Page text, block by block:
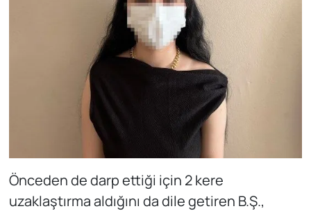
Önceden de darp ettiği için 2 kere
uzaklaştırma aldığını da dile getiren B.Ş.,